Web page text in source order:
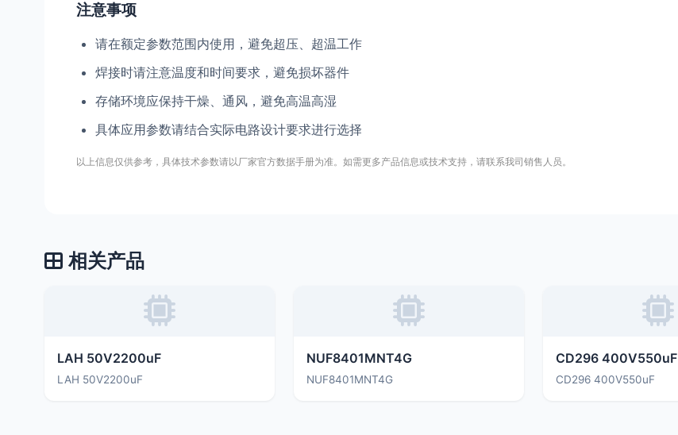
注意事项
请在额定参数范围内使用，避免超压、超温工作
焊接时请注意温度和时间要求，避免损坏器件
存储环境应保持干燥、通风，避免高温高湿
具体应用参数请结合实际电路设计要求进行选择
以上信息仅供参考，具体技术参数请以厂家官方数据手册为准。如需更多产品信息或技术支持，请联系我司销售人员。
相关产品
LAH 50V2200uF
LAH 50V2200uF
NUF8401MNT4G
NUF8401MNT4G
CD296 400V550uF
CD296 400V550uF